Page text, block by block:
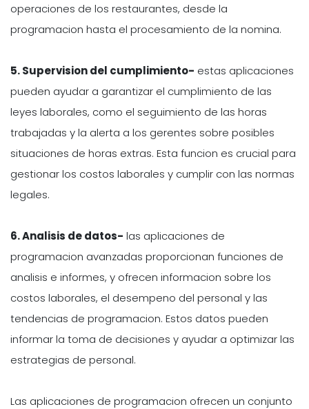
operaciones de los restaurantes, desde la
programacion hasta el procesamiento de la nomina.
5. Supervision del cumplimiento- estas aplicaciones
pueden ayudar a garantizar el cumplimiento de las
leyes laborales, como el seguimiento de las horas
trabajadas y la alerta a los gerentes sobre posibles
situaciones de horas extras. Esta funcion es crucial para
gestionar los costos laborales y cumplir con las normas
legales.
6. Analisis de datos- las aplicaciones de
programacion avanzadas proporcionan funciones de
analisis e informes, y ofrecen informacion sobre los
costos laborales, el desempeno del personal y las
tendencias de programacion. Estos datos pueden
informar la toma de decisiones y ayudar a optimizar las
estrategias de personal.
Las aplicaciones de programacion ofrecen un conjunto